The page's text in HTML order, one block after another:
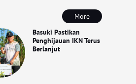
More
Basuki Pastikan
Penghijauan IKN Terus
Berlanjut